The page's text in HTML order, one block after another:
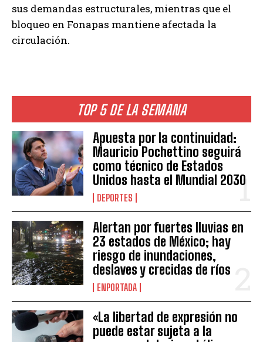
TOP 5 DE LA SEMANA
Apuesta por la continuidad:
Mauricio Pochettino seguirá
como técnico de Estados
Unidos hasta el Mundial 2030
DEPORTES
Alertan por fuertes lluvias en
23 estados de México; hay
riesgo de inundaciones,
deslaves y crecidas de ríos
ENPORTADA
«La libertad de expresión no
puede estar sujeta a la
sus demandas estructurales, mientras que el
bloqueo en Fonapas mantiene afectada la
circulación.